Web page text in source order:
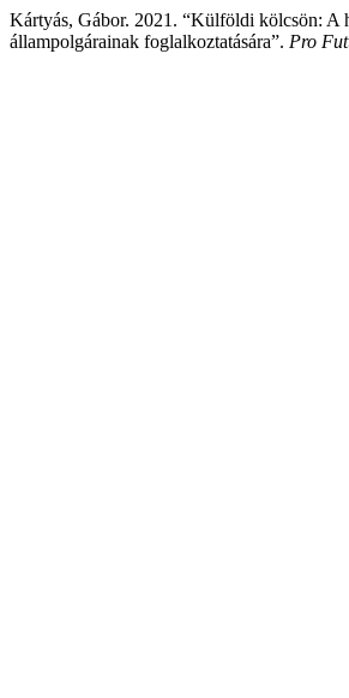
Kártyás, Gábor. 2021. “Külföldi kölcsön: A
állampolgárainak foglalkoztatására”. Pro